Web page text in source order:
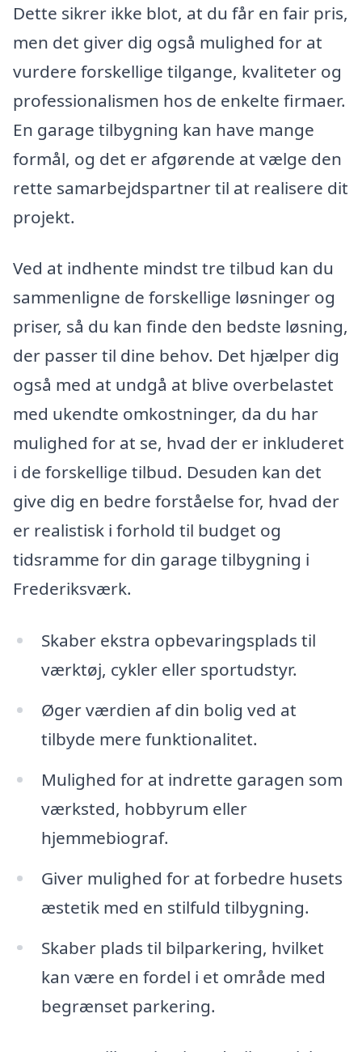
Dette sikrer ikke blot, at du får en fair pris,
men det giver dig også mulighed for at
vurdere forskellige tilgange, kvaliteter og
professionalismen hos de enkelte firmaer.
En garage tilbygning kan have mange
formål, og det er afgørende at vælge den
rette samarbejdspartner til at realisere dit
projekt.
Ved at indhente mindst tre tilbud kan du
sammenligne de forskellige løsninger og
priser, så du kan finde den bedste løsning,
der passer til dine behov. Det hjælper dig
også med at undgå at blive overbelastet
med ukendte omkostninger, da du har
mulighed for at se, hvad der er inkluderet
i de forskellige tilbud. Desuden kan det
give dig en bedre forståelse for, hvad der
er realistisk i forhold til budget og
tidsramme for din garage tilbygning i
Frederiksværk.
Skaber ekstra opbevaringsplads til
værktøj, cykler eller sportudstyr.
Øger værdien af din bolig ved at
tilbyde mere funktionalitet.
Mulighed for at indrette garagen som
værksted, hobbyrum eller
hjemmebiograf.
Giver mulighed for at forbedre husets
æstetik med en stilfuld tilbygning.
Skaber plads til bilparkering, hvilket
kan være en fordel i et område med
begrænset parkering.